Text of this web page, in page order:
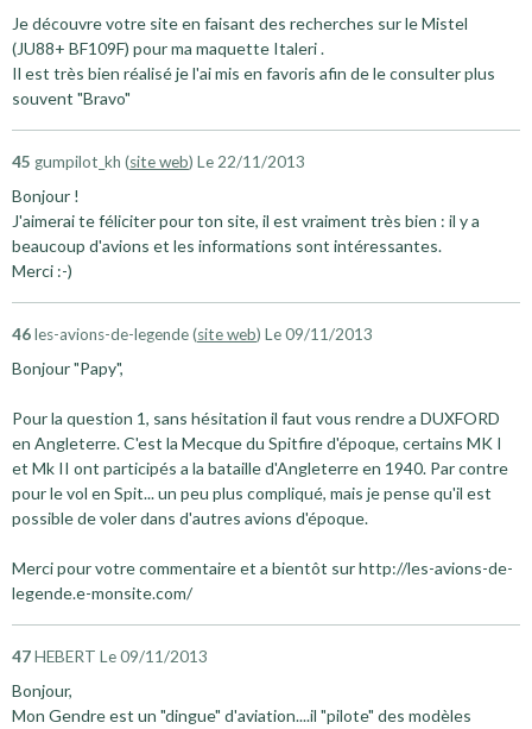
Je découvre votre site en faisant des recherches sur le Mistel
(JU88+ BF109F) pour ma maquette Italeri .
Il est très bien réalisé je l'ai mis en favoris afin de le consulter plus
souvent "Bravo"
45 gumpilot_kh (site web) Le 22/11/2013
Bonjour !
J'aimerai te féliciter pour ton site, il est vraiment très bien : il y a
beaucoup d'avions et les informations sont intéressantes.
Merci :-)
46les-avions-de-legende (site web) Le 09/11/2013
Bonjour "Papy",
Pour la question 1, sans hésitation il faut vous rendre a DUXFORD
en Angleterre. C'est la Mecque du Spitfire d'époque, certains MK I
et Mk II ont participés a la bataille d'Angleterre en 1940. Par contre
pour le vol en Spit... un peu plus compliqué, mais je pense qu'il est
possible de voler dans d'autres avions d'époque.
Merci pour votre commentaire et a bientôt sur http://les-avions-de-
legende.e-monsite.com/
47HEBERT Le 09/11/2013
Bonjour,
Mon Gendre est un "dingue" d'aviation....il "pilote" des modèles